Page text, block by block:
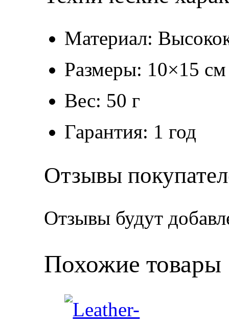
Материал:
Размеры: 10×15 см
Вес: 50 г
Гарантия: 1 год
Отзывы
Отзывы будут
Похожие товары